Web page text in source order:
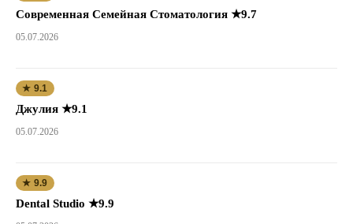
Современная Семейная Стоматология ★9.7
05.07.2026
★ 9.1
Джулия ★9.1
05.07.2026
★ 9.9
Dental Studio ★9.9